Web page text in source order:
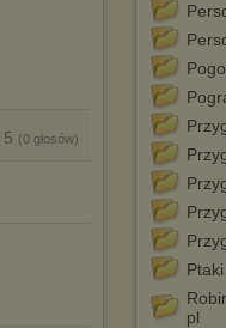
5 (0 głosów)
pl